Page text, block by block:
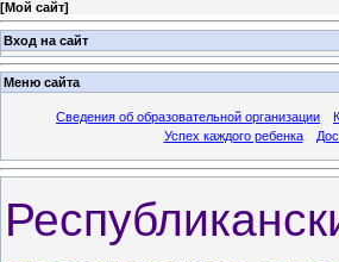
[Мой сайт]
Вход на сайт
Меню сайта
Сведения об образовательной организации
Успех каждого ребенка